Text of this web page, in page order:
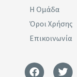
Η Ομάδα
Όροι Χρήσης
Επικοινωνία